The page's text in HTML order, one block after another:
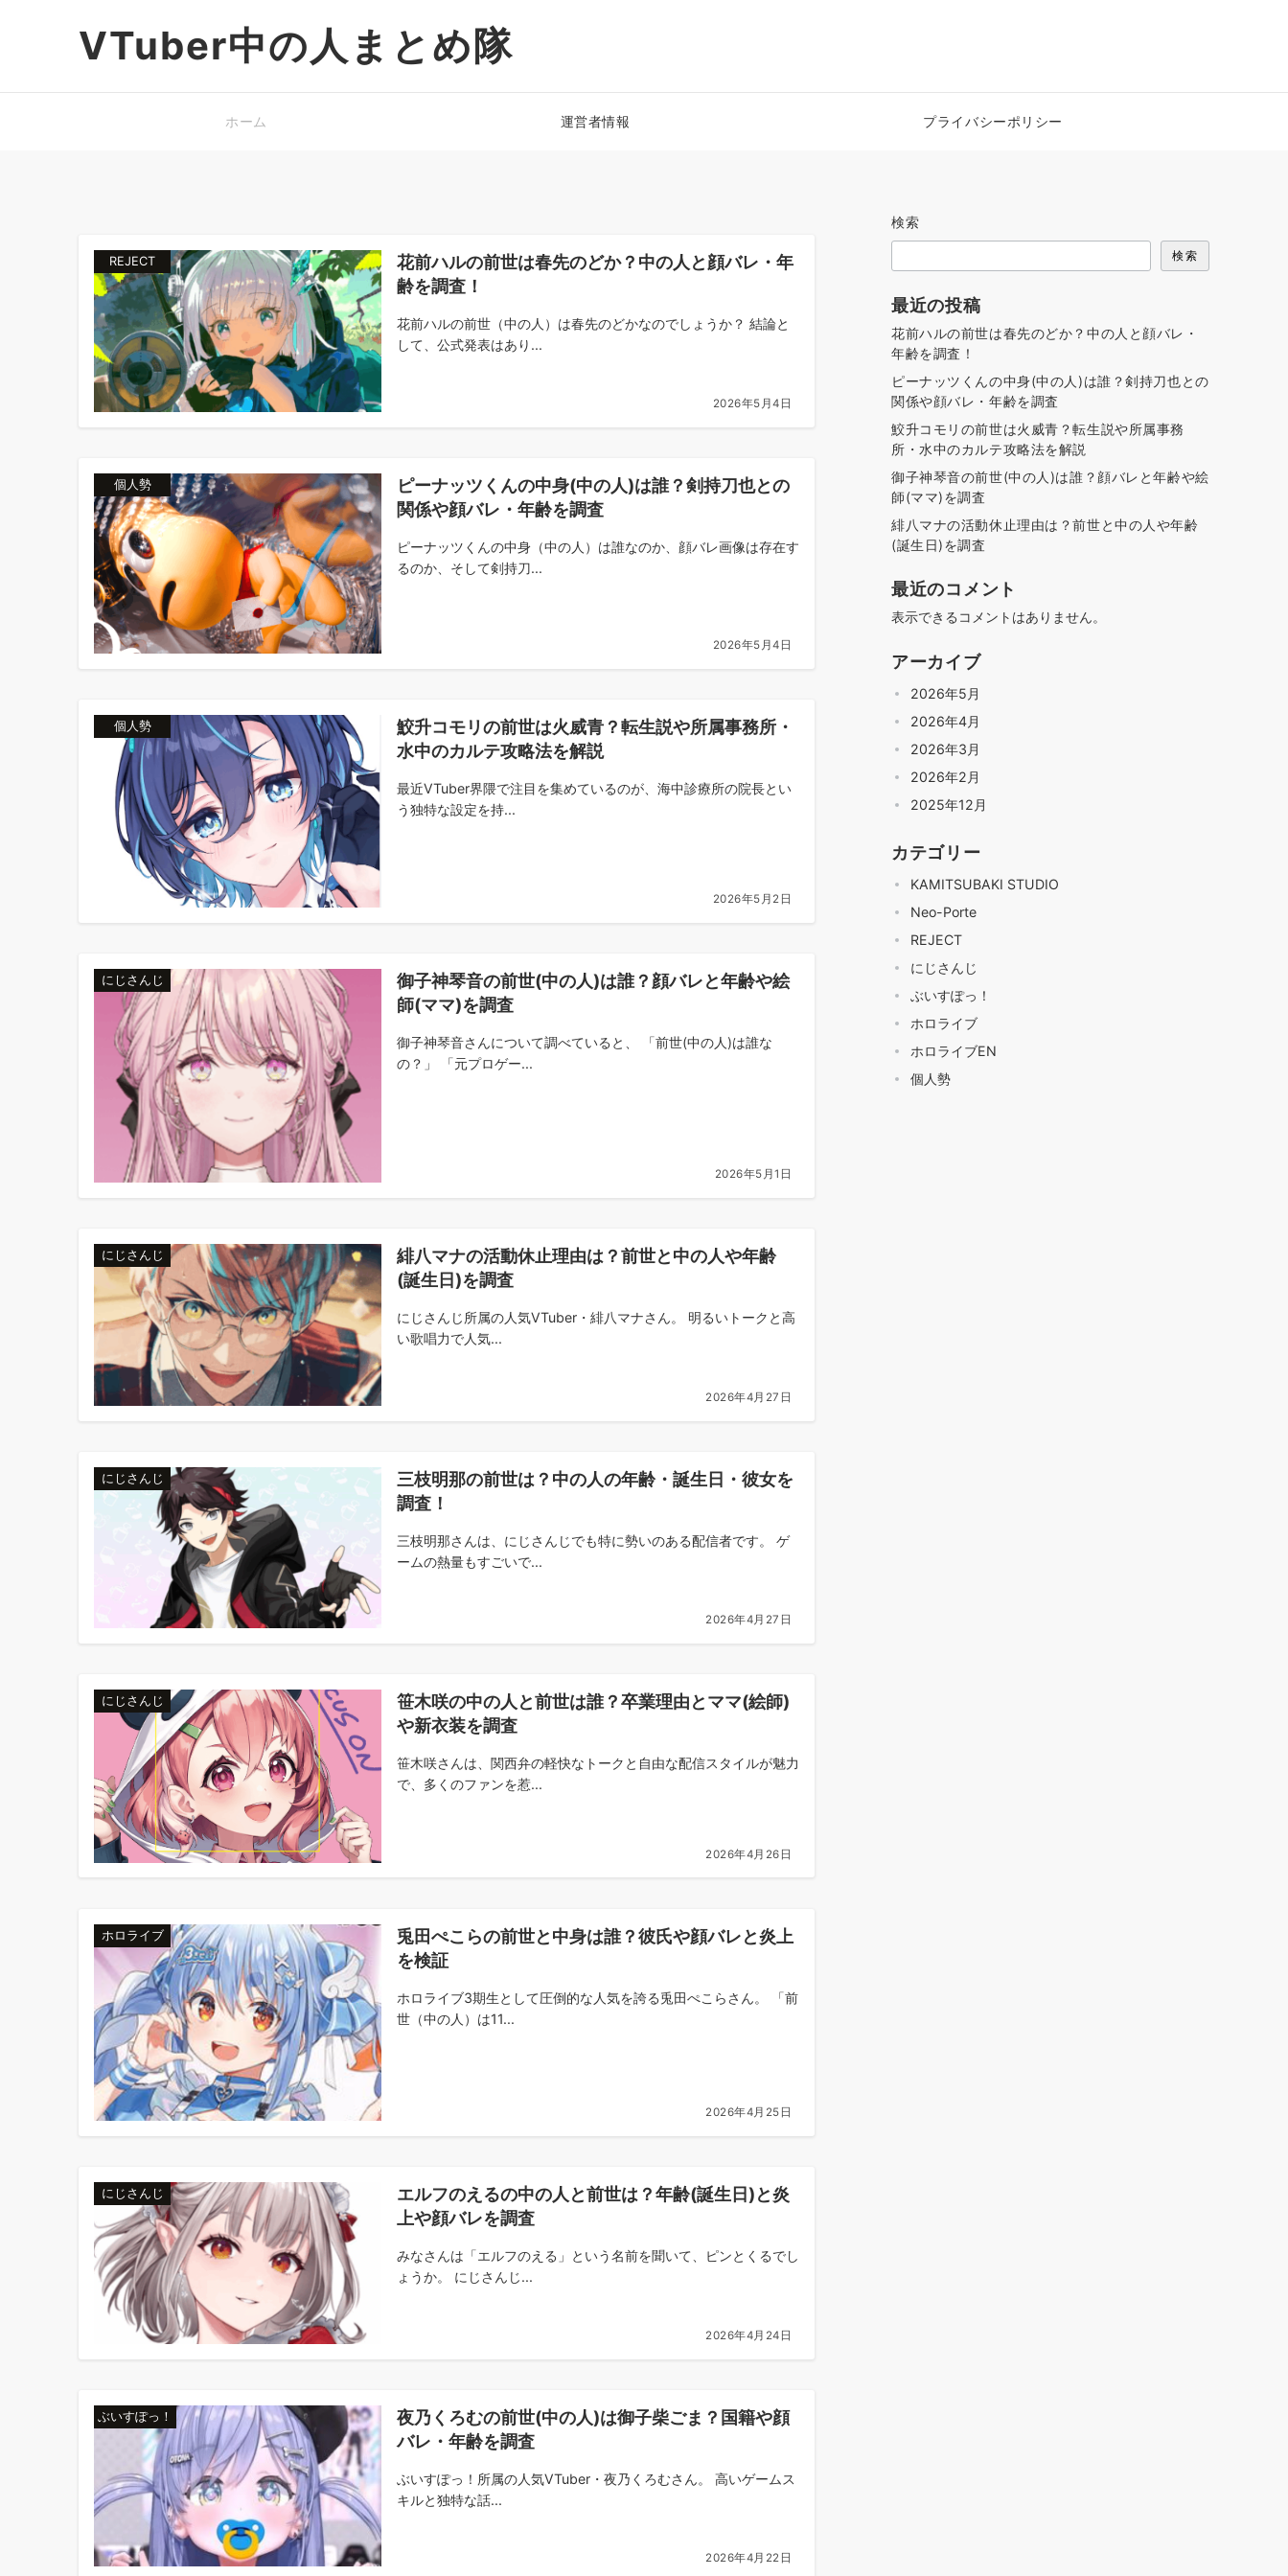
VTuber中の人まとめ隊
ホーム 運営者情報 プライバシーポリシー
REJECT
花前ハルの前世は春先のどか？中の人と顔バレ・年
齢を調査！
花前ハルの前世（中の人）は春先のどかなのでしょうか？ 結論と
して、公式発表はあり...
2026年5月4日
個人勢
ピーナッツくんの中身(中の人)は誰？剣持刀也との
関係や顔バレ・年齢を調査
ピーナッツくんの中身（中の人）は誰なのか、顔バレ画像は存在す
るのか、そして剣持刀...
2026年5月4日
個人勢
鮫升コモリの前世は火威青？転生説や所属事務所・
水中のカルテ攻略法を解説
最近VTuber界隈で注目を集めているのが、海中診療所の院長とい
う独特な設定を持...
2026年5月2日
にじさんじ
御子神琴音の前世(中の人)は誰？顔バレと年齢や絵
師(ママ)を調査
御子神琴音さんについて調べていると、 「前世(中の人)は誰な
の？」 「元プロゲー...
2026年5月1日
にじさんじ
緋八マナの活動休止理由は？前世と中の人や年齢
(誕生日)を調査
にじさんじ所属の人気VTuber・緋八マナさん。 明るいトークと高
い歌唱力で人気...
2026年4月27日
にじさんじ
三枝明那の前世は？中の人の年齢・誕生日・彼女を
調査！
三枝明那さんは、にじさんじでも特に勢いのある配信者です。 ゲ
ームの熱量もすごいで...
2026年4月27日
にじさんじ
笹木咲の中の人と前世は誰？卒業理由とママ(絵師)
や新衣装を調査
笹木咲さんは、関西弁の軽快なトークと自由な配信スタイルが魅力
で、多くのファンを惹...
2026年4月26日
ホロライブ
兎田ぺこらの前世と中身は誰？彼氏や顔バレと炎上
を検証
ホロライブ3期生として圧倒的な人気を誇る兎田ぺこらさん。 「前
世（中の人）は11...
2026年4月25日
にじさんじ
エルフのえるの中の人と前世は？年齢(誕生日)と炎
上や顔バレを調査
みなさんは「エルフのえる」という名前を聞いて、ピンとくるでし
ょうか。 にじさんじ...
2026年4月24日
ぶいすぽっ！
夜乃くろむの前世(中の人)は御子柴ごま？国籍や顔
バレ・年齢を調査
ぶいすぽっ！所属の人気VTuber・夜乃くろむさん。 高いゲームス
キルと独特な話...
2026年4月22日
検索
検索
最近の投稿
花前ハルの前世は春先のどか？中の人と顔バレ・
年齢を調査！
ピーナッツくんの中身(中の人)は誰？剣持刀也との
関係や顔バレ・年齢を調査
鮫升コモリの前世は火威青？転生説や所属事務
所・水中のカルテ攻略法を解説
御子神琴音の前世(中の人)は誰？顔バレと年齢や絵
師(ママ)を調査
緋八マナの活動休止理由は？前世と中の人や年齢
(誕生日)を調査
最近のコメント
表示できるコメントはありません。
アーカイブ
2026年5月
2026年4月
2026年3月
2026年2月
2025年12月
カテゴリー
KAMITSUBAKI STUDIO
Neo-Porte
REJECT
にじさんじ
ぶいすぽっ！
ホロライブ
ホロライブEN
個人勢